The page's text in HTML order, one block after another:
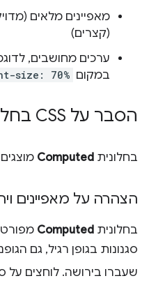
מאפיינים מלאים
(קצרים)
ערכים מחושבים,
במקום size: 70%
הסבר על CSS בחלונית 'מחושב'
בחלונית Computed
הצהרה על מאפיינים
בחלונית Computed
סגנונות בגופן רגיל, גם
שעברו בירושה. לוחצים